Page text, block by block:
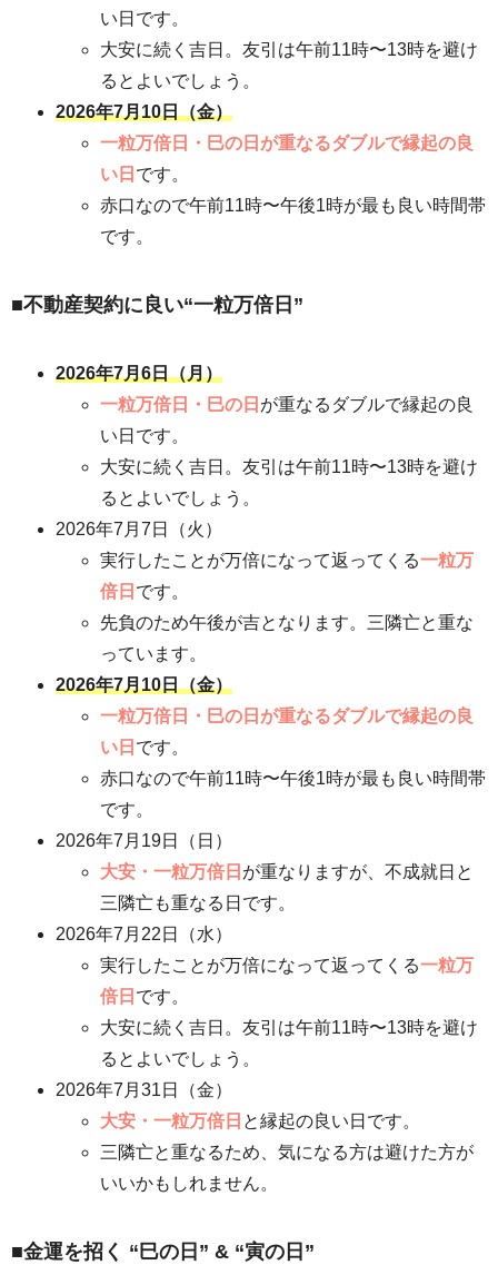
い日です。
大安に続く吉日。友引は午前11時〜13時を避け
るとよいでしょう。
2026年7月10日（金）
一粒万倍日・巳の日が重なるダブルで縁起の良
い日 です。
赤口なので午前11時〜午後1時が最も良い時間帯
です。
■不動産契約に良い“一粒万倍日”
2026年7月6日（月）
一粒万倍日・巳の日 が重なるダブルで縁起の良
い日です。
大安に続く吉日。友引は午前11時〜13時を避け
るとよいでしょう。
2026年7月7日（火）
実行したことが万倍になって返ってくる一粒万
倍日 です。
先負のため午後が吉となります。三隣亡と重な
っています。
2026年7月10日（金）
一粒万倍日・巳の日が重なるダブルで縁起の良
い日 です。
赤口なので午前11時〜午後1時が最も良い時間帯
です。
2026年7月19日（日）
大安・一粒万倍日 が重なりますが、不成就日と
三隣亡も重なる日です。
2026年7月22日（水）
実行したことが万倍になって返ってくる一粒万
倍日 です。
大安に続く吉日。友引は午前11時〜13時を避け
るとよいでしょう。
2026年7月31日（金）
大安・一粒万倍日 と縁起の良い日です。
三隣亡と重なるため、気になる方は避けた方が
いいかもしれません。
■金運を招く “巳の日” & “寅の日”